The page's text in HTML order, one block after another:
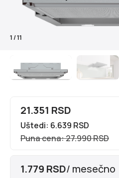
1/11
21.351 RSD
Uštedi: 6.639 RSD
Puna cena: 27.990 RSD
1.779 RSD/ mesečno